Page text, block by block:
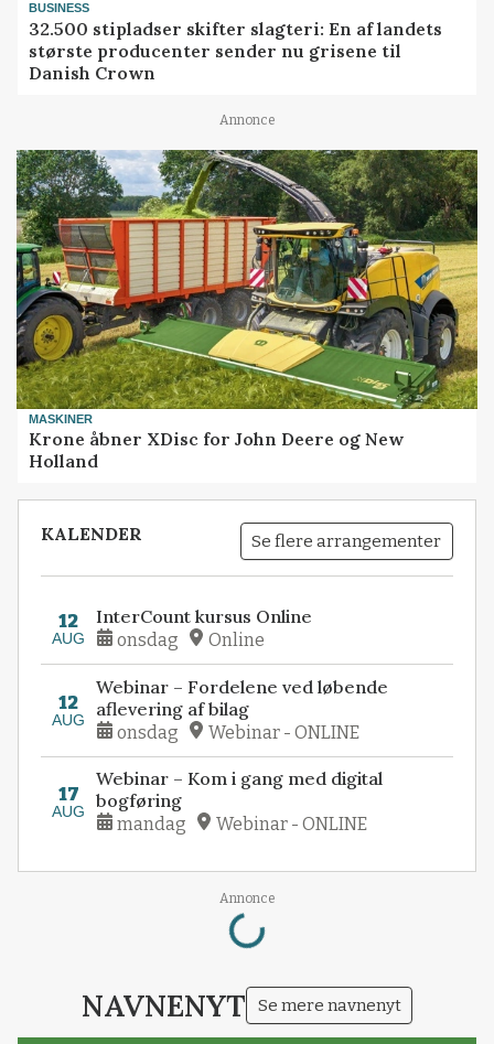
BUSINESS
32.500 stipladser skifter slagteri: En af landets
største producenter sender nu grisene til
Danish Crown
Annonce
MASKINER
Krone åbner XDisc for John Deere og New
Holland
KALENDER Se flere arrangementer
12
AUG
InterCount kursus Online
onsdag Online
12
AUG
Webinar – Fordelene ved løbende
aflevering af bilag
onsdag Webinar - ONLINE
17
AUG
Webinar – Kom i gang med digital
bogføring
mandag Webinar - ONLINE
Annonce
Loading...
NAVNENYT Se mere navnenyt